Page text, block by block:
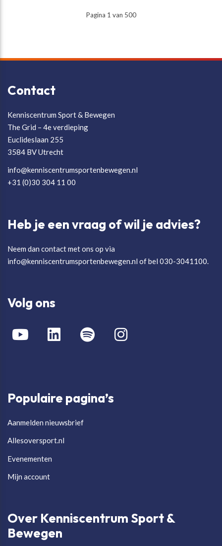
Pagina 1 van 500
Contact
Kenniscentrum Sport & Bewegen
The Grid – 4e verdieping
Euclideslaan 255
3584 BV Utrecht
info@kenniscentrumsportenbewegen.nl
+31 (0)30 304 11 00
Heb je een vraag of wil je advies?
Neem dan contact met ons op via
info@kenniscentrumsportenbewegen.nl of bel 030-3041100.
Volg ons
Populaire pagina’s
Aanmelden nieuwsbrief
Allesoversport.nl
Evenementen
Mijn account
Over Kenniscentrum Sport &
Bewegen